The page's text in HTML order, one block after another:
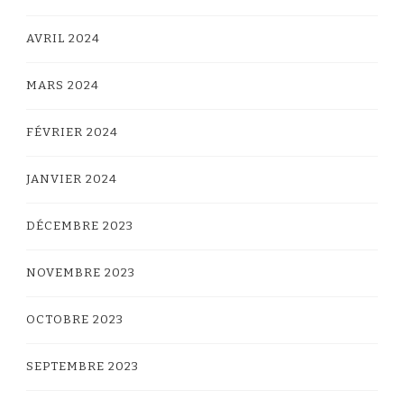
AVRIL 2024
MARS 2024
FÉVRIER 2024
JANVIER 2024
DÉCEMBRE 2023
NOVEMBRE 2023
OCTOBRE 2023
SEPTEMBRE 2023